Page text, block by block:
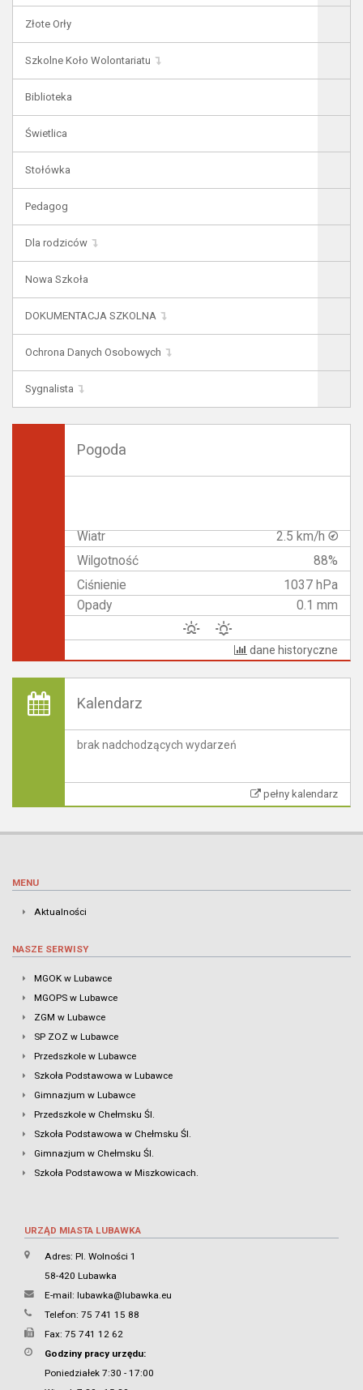
Złote Orły
Szkolne Koło Wolontariatu
Biblioteka
Świetlica
Stołówka
Pedagog
Dla rodziców
Nowa Szkoła
DOKUMENTACJA SZKOLNA
Ochrona Danych Osobowych
Sygnalista
Pogoda
Wiatr
2.5 km/h
Wilgotność
88%
Ciśnienie
1037 hPa
Opady
0.1 mm
dane historyczne
Kalendarz
brak nadchodzących wydarzeń
pełny kalendarz
MENU
Aktualności
NASZE SERWISY
MGOK w Lubawce
MGOPS w Lubawce
ZGM w Lubawce
SP ZOZ w Lubawce
Przedszkole w Lubawce
Szkoła Podstawowa w Lubawce
Gimnazjum w Lubawce
Przedszkole w Chełmsku Śl.
Szkoła Podstawowa w Chełmsku Śl.
Gimnazjum w Chełmsku Śl.
Szkoła Podstawowa w Miszkowicach.
URZĄD MIASTA LUBAWKA
Adres: Pl. Wolności 1
58-420 Lubawka
E-mail: lubawka@lubawka.eu
Telefon: 75 741 15 88
Fax: 75 741 12 62
Godziny pracy urzędu:
Poniedziałek 7:30 - 17:00